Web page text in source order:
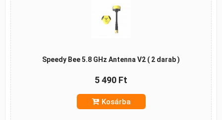
Speedy Bee 5.8 GHz Antenna V2 ( 2 darab )
5 490 Ft
Kosárba